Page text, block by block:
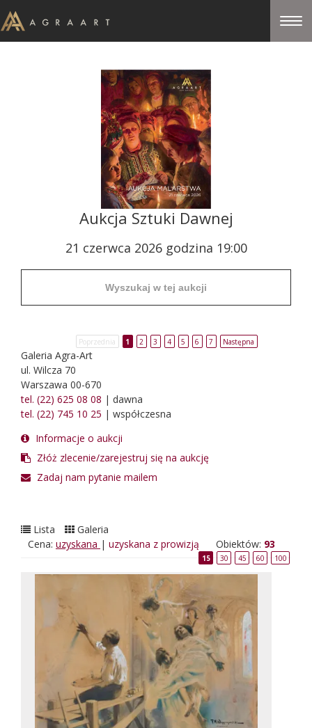
Aukcja Sztuki Dawnej
21 czerwca 2026 godzina 19:00
Poprzednia 1 2 3 4 5 6 7 Następna
Galeria Agra-Art
ul. Wilcza 70
Warszawa 00-670
tel. (22) 625 08 08 | dawna
tel. (22) 745 10 25 | współczesna
Informacje o aukcji
Złóż zlecenie/zarejestruj się na aukcję
Zadaj nam pytanie mailem
Lista
Galeria
Cena: uzyskana | uzyskana z prowizją Obiektów: 93
15 30 45 60 100